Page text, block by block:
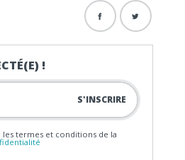
!
les termes et conditions de la